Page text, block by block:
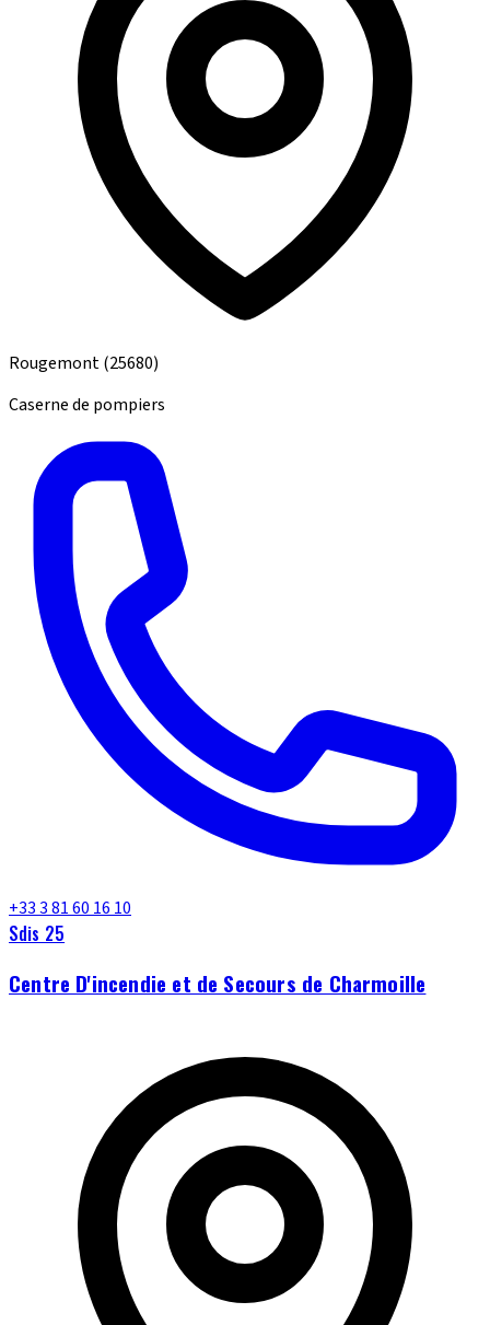
Rougemont(25680)
Caserne de pompiers
+33 3 81 60 16 10
Sdis 25
Centre D'incendie et de Secours de Charmoille